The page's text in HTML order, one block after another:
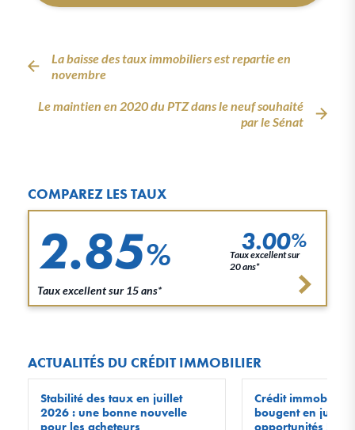
La baisse des taux immobiliers est repartie en
novembre
Le maintien en 2020 du PTZ dans le neuf souhaité
par le Sénat
COMPAREZ LES TAUX
2.85%
Taux excellent sur 15 ans*
3.00%
Taux excellent sur
20 ans*
ACTUALITÉS DU CRÉDIT IMMOBILIER
Stabilité des taux en juillet
2026 : une bonne nouvelle
pour les acheteurs
Crédit immobilier
bougent en juin
opportunités !